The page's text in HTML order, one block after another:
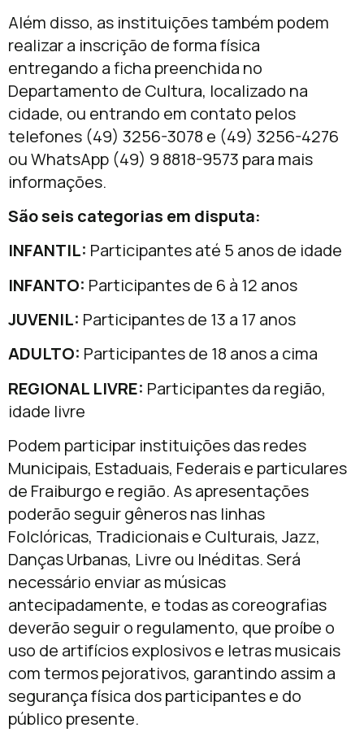
Além disso, as instituições também podem
realizar a inscrição de forma física
entregando a ficha preenchida no
Departamento de Cultura, localizado na
cidade, ou entrando em contato pelos
telefones (49) 3256-3078 e (49) 3256-4276
ou WhatsApp (49) 9 8818-9573 para mais
informações.
São seis categorias em disputa:
INFANTIL: Participantes até 5 anos de idade
INFANTO: Participantes de 6 à 12 anos
JUVENIL: Participantes de 13 a 17 anos
ADULTO: Participantes de 18 anos a cima
REGIONAL LIVRE: Participantes da região,
idade livre
Podem participar instituições das redes
Municipais, Estaduais, Federais e particulares
de Fraiburgo e região. As apresentações
poderão seguir gêneros nas linhas
Folclóricas, Tradicionais e Culturais, Jazz,
Danças Urbanas, Livre ou Inéditas. Será
necessário enviar as músicas
antecipadamente, e todas as coreografias
deverão seguir o regulamento, que proíbe o
uso de artifícios explosivos e letras musicais
com termos pejorativos, garantindo assim a
segurança física dos participantes e do
público presente.